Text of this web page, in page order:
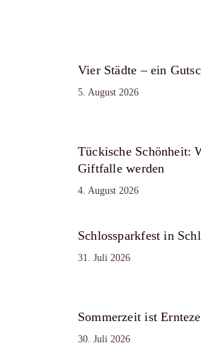
Vier Städte – ein
5. August 2026
Tückische Schönheit:
Giftfalle werden
4. August 2026
Schlossparkfest in
31. Juli 2026
Sommerzeit ist
30. Juli 2026